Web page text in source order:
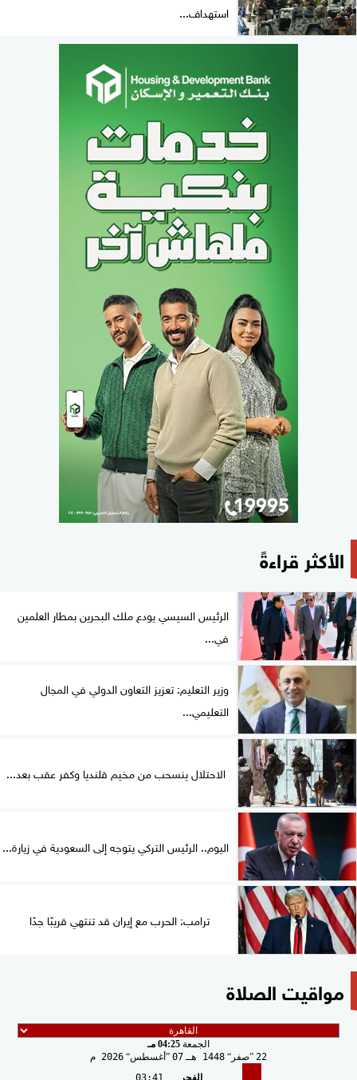
استهداف...
الأكثر قراءةً
الرئيس السيسي يودع ملك البحرين بمطار العلمين
في...
وزير التعليم: تعزيز التعاون الدولي في المجال
التعليمي...
الاحتلال ينسحب من مخيم قلنديا وكفر عقب بعد...
اليوم.. الرئيس التركي يتوجه إلى السعودية في زيارة...
ترامب: الحرب مع إيران قد تنتهي قريبًا جدًا
مواقيت الصلاة
الجمعة 04:25 مـ
22
صفر 1448 هـ 07 أغسطس
2026 م
الفجر
03:41